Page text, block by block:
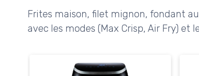
Frites maison, filet mignon, fondant
avec les modes (Max Crisp, Air Fry) et